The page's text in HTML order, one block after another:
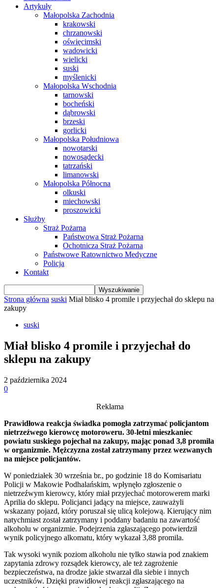
Artykuły
Małopolska Zachodnia
krakowski
chrzanowski
oświęcimski
wadowicki
wielicki
suski
myślenicki
Małopolska Wschodnia
tarnowski
bocheński
dąbrowski
brzeski
gorlicki
Małopolska Południowa
nowotarski
nowosądecki
tatrzański
limanowski
Małopolska Północna
olkuski
miechowski
proszowicki
Służby
Straż Pożarna
Państwowa Straż Pożarna
Ochotnicza Straż Pożarna
Państwowe Ratownictwo Medyczne
Policja
Kontakt
Strona główna suski Miał blisko 4 promile i przyjechał do sklepu na
zakupy
suski
Miał blisko 4 promile i przyjechał do
sklepu na zakupy
2 października 2024
0
Reklama
Prawidłowa reakcja świadka pomogła zatrzymać policjantom
nietrzeźwego kierowcę motoroweru. 30-letni mieszkaniec
powiatu suskiego pojechał na zakupy, mając ponad 3,8 promila
w organizmie. Mężczyzna został zatrzymany przez wezwanych
na miejsce policjantów.
W poniedziałek 30 września br., po godzinie 18 do Komisariatu
Policji w Makowie Podhalańskim, wpłynęło zgłoszenie o
nietrzeźwym kierowcy, który miał przyjechać motorowerem marki
Aprilia do sklepu. Policjanci jadący na miejsce, zauważyli
wskazany pojazd, który poruszał się ulicą kolejową. Kierujący nim
natychmiast został zatrzymany i poddany badaniu na zawartość
alkoholu w organizmie. Podejrzenia zgłaszającego potwierdził
wynik policyjnego alkomatu, który wykazał 3,88 promila.
Tak wysoki wynik poziom alkoholu nie tylko stawia pod znakiem
zapytania zdrowy rozsądek kierowcy, ale też zagrożenie
bezpieczeństwa, na drodze jakie stwarzał dla siebie i innych
uczestników. Dzięki prawidłowej reakcji zgłaszającego na